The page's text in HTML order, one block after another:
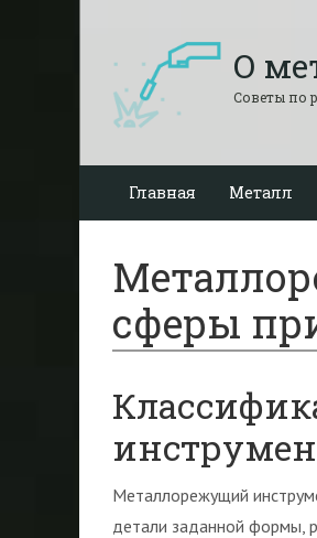
О
Советы по
Главная Металл
сферы
Металлорежущий
детали заданной формы,